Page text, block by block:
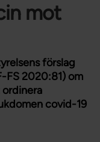
mot
förslag
FS 2020:81) om
covid-19